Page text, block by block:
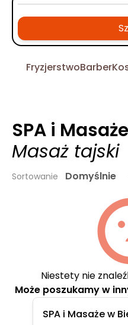
FryzjerstwoBarber
SPA i Masaże
Masaż tajski
Sortowanie Domyślnie
Niestety nie
Może poszukamy w
SPA i Masaże w